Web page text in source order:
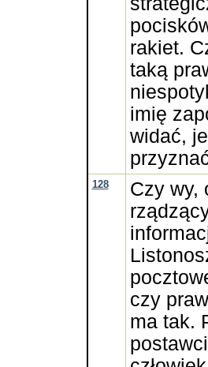
rakiet.
taką
imię
widać,
128
Czy wy,
czy
ma tak.